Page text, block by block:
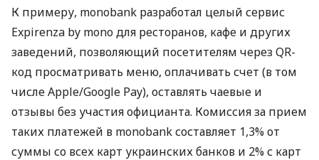
К примеру, monobank разработал целый сервис
Expirenza by mono для ресторанов, кафе и других
заведений, позволяющий посетителям через QR-
код просматривать меню, оплачивать счет (в том
числе Apple/Google Pay), оставлять чаевые и
отзывы без участия официанта. Комиссия за прием
таких платежей в monobank составляет 1,3% от
суммы со всех карт украинских банков и 2% с карт